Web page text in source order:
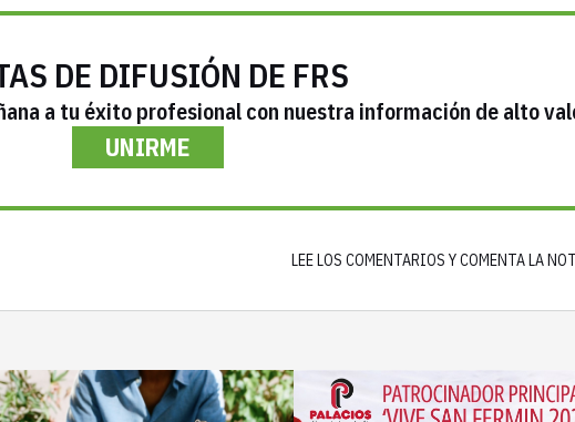
DE DIFUSIÓN DE FRS
a tu éxito profesional con nuestra información de alto
UNIRME
LEE LOS COMENTARIOS Y COMENTA LA